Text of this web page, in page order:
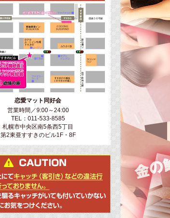
恋愛マット同好会
営業時間／9:00～24:00
TEL：011-533-8585
札幌市中央区南5条西5丁目
第2東亜すすきのビル1F・8F